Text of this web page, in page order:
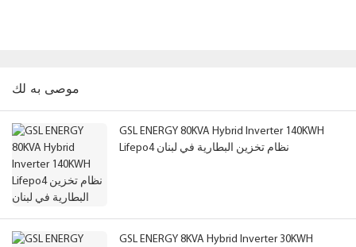
موصى به لك
GSL ENERGY 80KVA Hybrid Inverter 140KWH
Lifepo4 نظام تخزين البطارية في لبنان
GSL ENERGY 8KVA Hybrid Inverter 30KWH